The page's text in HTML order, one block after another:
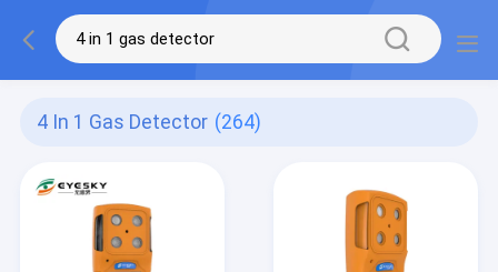
4 In 1 Gas Detector (264)